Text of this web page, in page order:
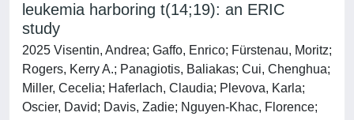
leukemia harboring t(14;19): an ERIC
study
2025 Visentin, Andrea; Gaffo, Enrico; Fürstenau, Moritz;
Rogers, Kerry A.; Panagiotis, Baliakas; Cui, Chenghua;
Miller, Cecelia; Haferlach, Claudia; Plevova, Karla;
Oscier, David; Davis, Zadie; Nguyen-Khac, Florence;